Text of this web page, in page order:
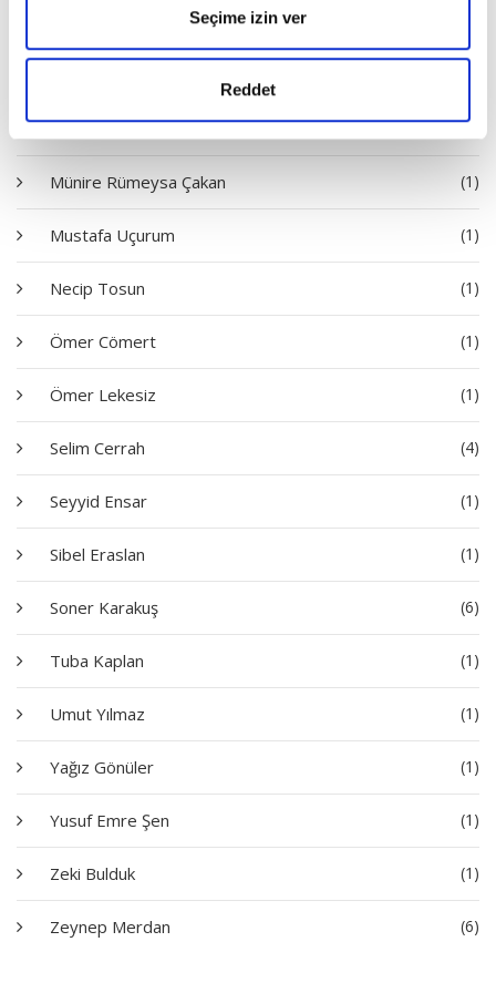
Seçime izin ver
Reddet
Mehmet Narlı (2)
Münire Rümeysa Çakan (1)
Mustafa Uçurum (1)
Necip Tosun (1)
Ömer Cömert (1)
Ömer Lekesiz (1)
Selim Cerrah (4)
Seyyid Ensar (1)
Sibel Eraslan (1)
Soner Karakuş (6)
Tuba Kaplan (1)
Umut Yılmaz (1)
Yağız Gönüler (1)
Yusuf Emre Şen (1)
Zeki Bulduk (1)
Zeynep Merdan (6)